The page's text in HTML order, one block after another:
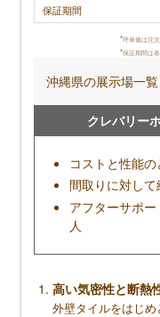
一建
▶一建設の坪単価は
一建設で建てて
保証期間
*坪単価は注
*保証期間は
沖縄県の展示場一覧
クレバリー
コストと性能
間取りに対し
アフターサポ
人
高い気密性と断熱
外壁タイルをはじ